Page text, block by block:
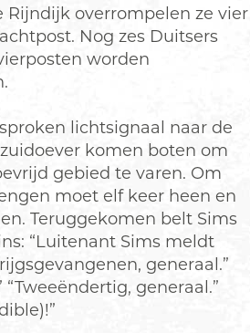
Rijndijk overrompelen ze vier
Nog zes Duitsers
worden
lichtsignaal naar de
komen boten om
gebied te varen. Om
moet elf keer heen en
Teruggekomen belt Sims
“Luitenant Sims meldt
generaal.”
“Tweeëndertig, generaal.”